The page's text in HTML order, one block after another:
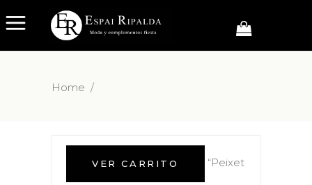
Home /
VER CARRITO “Peixet